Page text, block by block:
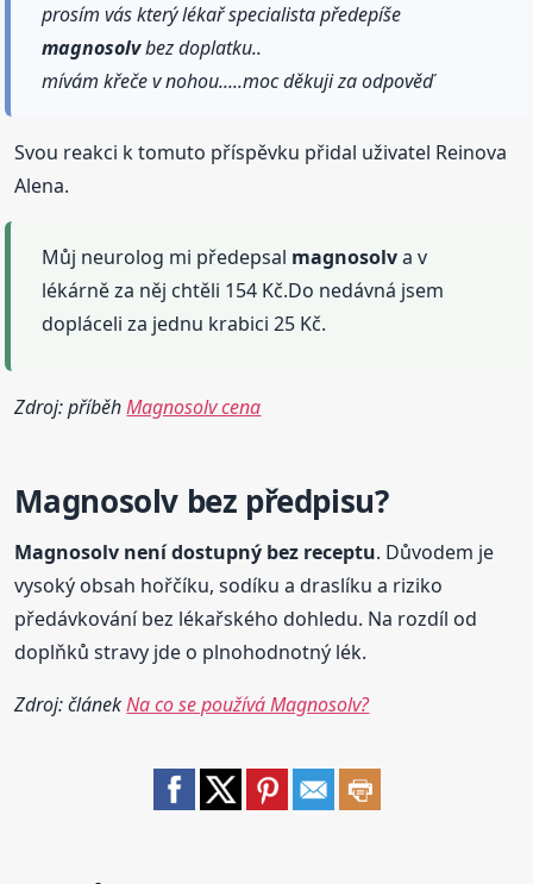
prosím vás který lékař specialista předepíše
magnosolvbez doplatku..
mívám křeče v nohou.....moc děkuji za odpověď
Svou reakci k tomuto příspěvku přidal uživatel Reinova
Alena.
Můj neurolog mi předepsal magnosolva v
lékárně za něj chtěli 154 Kč.Do nedávná jsem
dopláceli za jednu krabici 25 Kč.
Zdroj: příběhMagnosolv cena
Magnosolvbez předpisu?
Magnosolv není dostupný bez receptu. Důvodem je
vysoký obsah hořčíku, sodíku a draslíku a riziko
předávkování bez lékařského dohledu. Na rozdíl od
doplňků stravy jde o plnohodnotný lék.
Zdroj: článekNa co se používá Magnosolv?